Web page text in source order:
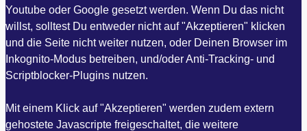
Youtube oder Google gesetzt werden. Wenn Du das nicht
willst, solltest Du entweder nicht auf "Akzeptieren" klicken
und die Seite nicht weiter nutzen, oder Deinen Browser im
Inkognito-Modus betreiben, und/oder Anti-Tracking- und
Scriptblocker-Plugins nutzen.
Mit einem Klick auf "Akzeptieren" werden zudem extern
gehostete Javascripte freigeschaltet, die weitere